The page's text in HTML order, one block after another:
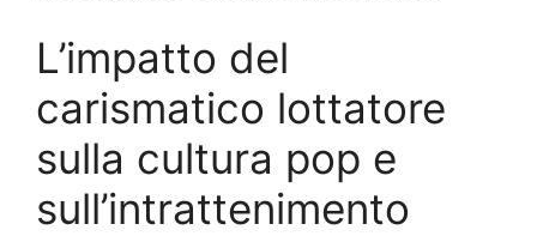
L’impatto del
carismatico lottatore
sulla cultura pop e
sull’intrattenimento